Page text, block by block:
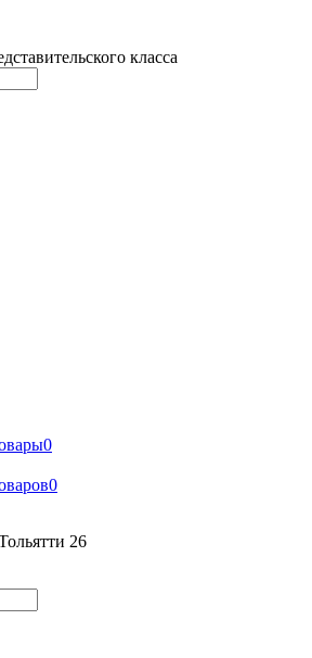
класса
0
0
26